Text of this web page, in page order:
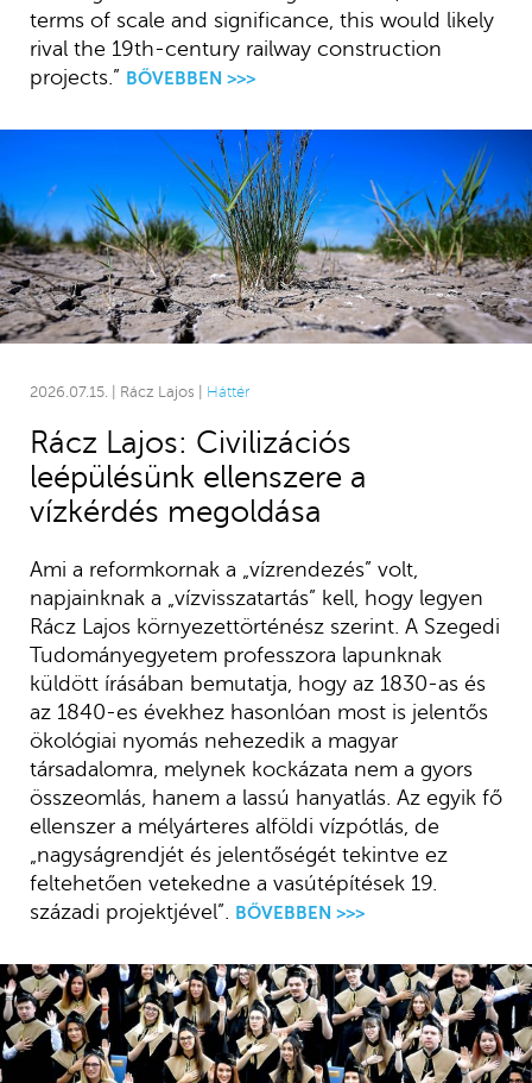
terms of scale and significance, this would likely
rival the 19th-century railway construction
projects.” BŐVEBBEN >>>
2026.07.15. | Rácz Lajos | Háttér
Rácz Lajos: Civilizációs
leépülésünk ellenszere a
vízkérdés megoldása
Ami a reformkornak a „vízrendezés” volt,
napjainknak a „vízvisszatartás” kell, hogy legyen
Rácz Lajos környezettörténész szerint. A Szegedi
Tudományegyetem professzora lapunknak
küldött írásában bemutatja, hogy az 1830-as és
az 1840-es évekhez hasonlóan most is jelentős
ökológiai nyomás nehezedik a magyar
társadalomra, melynek kockázata nem a gyors
összeomlás, hanem a lassú hanyatlás. Az egyik fő
ellenszer a mélyárteres alföldi vízpótlás, de
„nagyságrendjét és jelentőségét tekintve ez
feltehetően vetekedne a vasútépítések 19.
századi projektjével”. BŐVEBBEN >>>